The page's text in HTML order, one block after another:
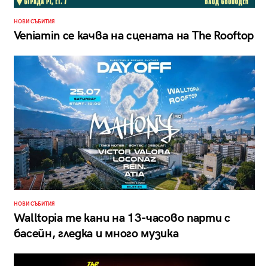
НОВИ СЪБИТИЯ
Veniamin се качва на сцената на The Rooftop
НОВИ СЪБИТИЯ
Walltopia те кани на 13-часово парти с
басейн, гледка и много музика